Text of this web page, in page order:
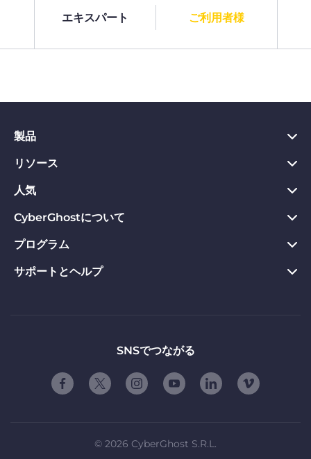
エキスパート ご利用者様
製品
PC向けVPN
Chrome向けVPN
Mac向けVPN
Android向けVPN
Firefox向けVPN
iOS向けVPN
リソース
プライバシーハブ
プライバシーツール
返金保証
VPNのメリット
人気
今すぐダウンロード
Webサイトのブロックを解除
専用IP VPN
CyberGhostについて
CyberGhostについて
お問い合わせ
プログラム
アフィリエイト
脆弱性開示プログラム
パートナーシップ
サポートとヘルプ
サポートに問い合わせるSNSでつながる
© 2026 CyberGhost S.R.L.